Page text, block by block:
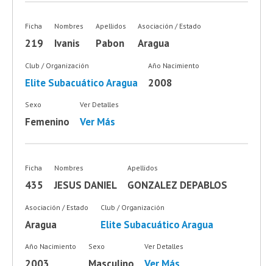
Ficha
219
Nombres
Ivanis
Apellidos
Pabon
Asociación / Estado
Aragua
Club / Organización
Elite Subacuático Aragua
Año Nacimiento
2008
Sexo
Femenino
Ver Detalles
Ver Más
Ficha
435
Nombres
JESUS DANIEL
Apellidos
GONZALEZ DEPABLOS
Asociación / Estado
Aragua
Club / Organización
Elite Subacuático Aragua
Año Nacimiento Sexo Ver Detalles